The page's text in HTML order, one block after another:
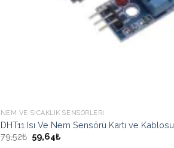
NEM VE SICAKLIK SENSÖRLERI
DHT11 Isı Ve Nem Sensörü Kartı ve Kablosu
79,52₺ 59,64₺